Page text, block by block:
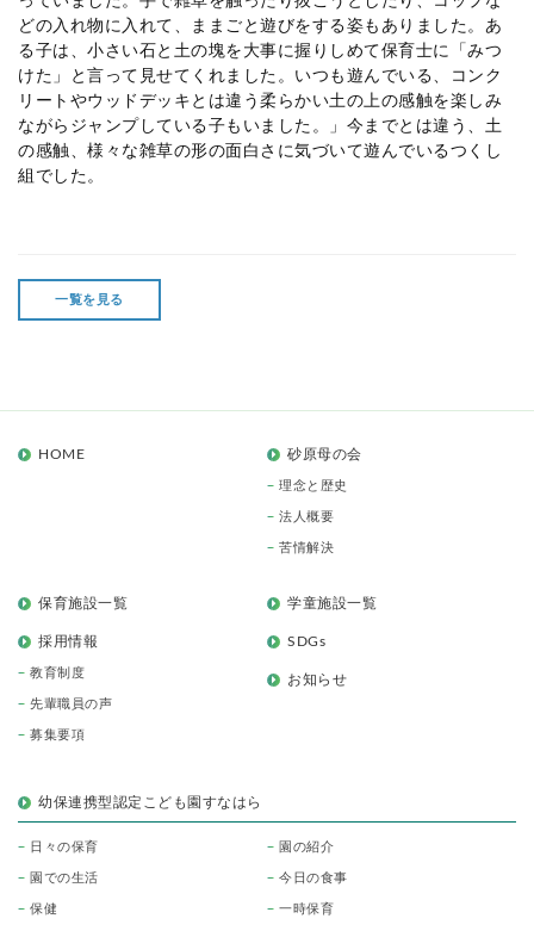
どの入れ物に入れて、ままごと遊びをする姿もありました。あ
る子は、小さい石と土の塊を大事に握りしめて保育士に「みつ
けた」と言って見せてくれました。いつも遊んでいる、コンク
リートやウッドデッキとは違う柔らかい土の上の感触を楽しみ
ながらジャンプしている子もいました。」今までとは違う、土
の感触、様々な雑草の形の面白さに気づいて遊んでいるつくし
組でした。
一覧を見る
HOME 砂原母の会
理念と歴史
法人概要
苦情解決
保育施設一覧 学童施設一覧
採用情報
教育制度
先輩職員の声
募集要項
SDGs
お知らせ
幼保連携型認定こども園すなはら
日々の保育 園の紹介
園での生活 今日の食事
保健 一時保育